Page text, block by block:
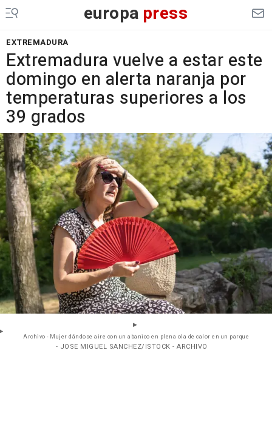
europa press
EXTREMADURA
Extremadura vuelve a estar este
domingo en alerta naranja por
temperaturas superiores a los
39 grados
Archivo - Mujer dándose aire con un abanico en plena ola de calor en un parque
- JOSE MIGUEL SANCHEZ/ISTOCK - ARCHIVO